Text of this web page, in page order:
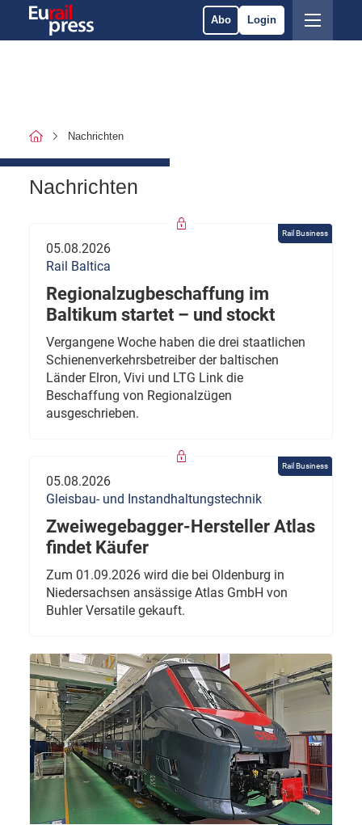
Abo Login
Nachrichten
Nachrichten
Rail Business
05.08.2026
Rail Baltica
Regionalzugbeschaffung im
Baltikum startet – und stockt
Vergangene Woche haben die drei staatlichen
Schienenverkehrsbetreiber der baltischen
Länder Elron, Vivi und LTG Link die
Beschaffung von Regionalzügen
ausgeschrieben.
Rail Business
05.08.2026
Gleisbau- und Instandhaltungstechnik
Zweiwegebagger-Hersteller Atlas
findet Käufer
Zum 01.09.2026 wird die bei Oldenburg in
Niedersachsen ansässige Atlas GmbH von
Buhler Versatile gekauft.